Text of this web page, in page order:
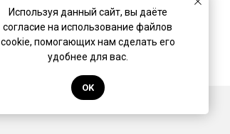
Разработано вКоврик Дизайн
ufa.miras@gmail.com
Используя данный сайт, вы даёте
согласие на использование файлов
cookie, помогающих нам сделать его
удобнее для вас.
OK